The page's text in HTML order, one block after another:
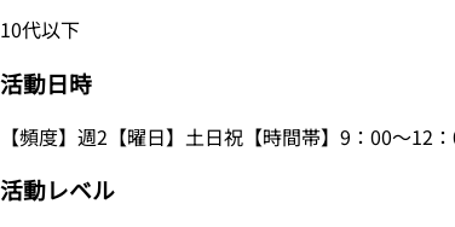
10代以下
活動日時
【頻度】週2【曜日】土日祝【時間帯】9：00～12
活動レベル